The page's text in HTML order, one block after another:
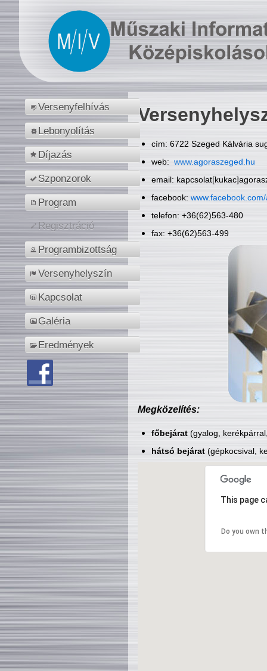
Versenyfelhívás
Lebonyolítás
Díjazás
Szponzorok
Program
Regisztráció
Programbizottság
Versenyhelyszín
Kapcsolat
Galéria
Eredmények
cím: 6722 Szeged Kálvária
web: www.agoraszeged.hu
email:
facebook:
telefon: +36(62)563-480
fax: +36(62)563-499
Megközelítés:
főbejárat(gyalog,
hátsó bejárat(gépkocsival,
This page
Do you own